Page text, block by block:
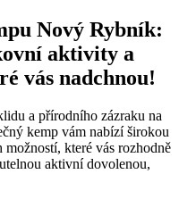
Nový Rybník:
aktivity a
vás nadchnou!
a přírodního zázraku na
kemp vám nabízí širokou
které vás rozhodně
aktivní dovolenou,